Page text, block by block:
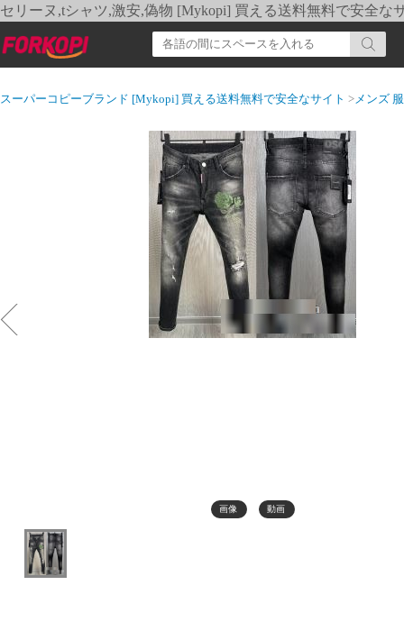
セリーヌ,tシャツ,激安,偽物 [Mykopi] 買える送料無料で安全な
スーパーコピーブランド [Mykopi] 買える送料無料で安全なサイト >メンズ 服
画像 動画